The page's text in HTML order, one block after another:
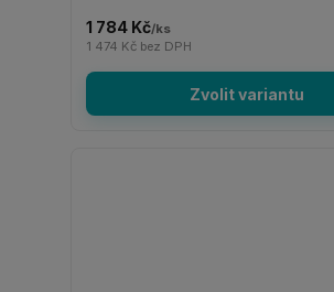
1 784 Kč/ks
1 474 Kč bez DPH
Zvolit variantu